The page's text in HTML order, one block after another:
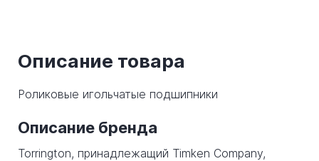
Описание товара
Роликовые игольчатые подшипники
Описание бренда
Torrington, принадлежащий Timken Company,